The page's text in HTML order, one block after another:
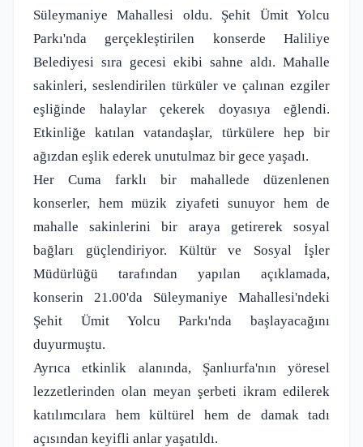
Süleymaniye Mahallesi oldu. Şehit Ümit Yolcu
Parkı'nda gerçekleştirilen konserde Haliliye
Belediyesi sıra gecesi ekibi sahne aldı. Mahalle
sakinleri, seslendirilen türküler ve çalınan ezgiler
eşliğinde halaylar çekerek doyasıya eğlendi.
Etkinliğe katılan vatandaşlar, türkülere hep bir
ağızdan eşlik ederek unutulmaz bir gece yaşadı.
Her Cuma farklı bir mahallede düzenlenen
konserler, hem müzik ziyafeti sunuyor hem de
mahalle sakinlerini bir araya getirerek sosyal
bağları güçlendiriyor. Kültür ve Sosyal İşler
Müdürlüğü tarafından yapılan açıklamada,
konserin 21.00'da Süleymaniye Mahallesi'ndeki
Şehit Ümit Yolcu Parkı'nda başlayacağını
duyurmuştu.
Ayrıca etkinlik alanında, Şanlıurfa'nın yöresel
lezzetlerinden olan meyan şerbeti ikram edilerek
katılımcılara hem kültürel hem de damak tadı
açısından keyifli anlar yaşatıldı.